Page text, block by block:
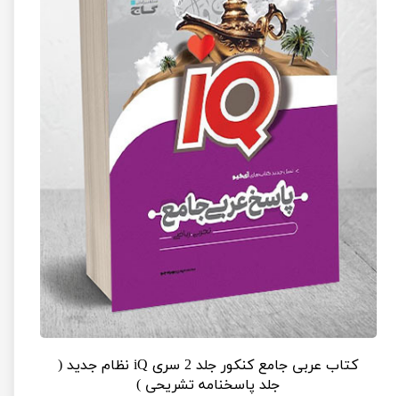
کتاب عربی جامع کنکور جلد 2 سری iQ نظام جدید (
جلد پاسخنامه تشریحی )